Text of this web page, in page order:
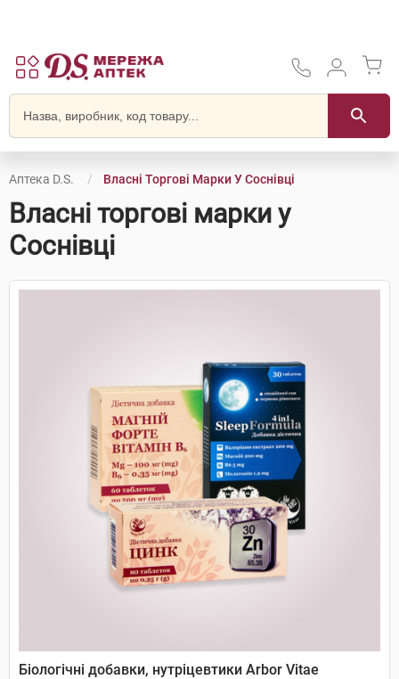
Аптека D.S. Власні Торгові Марки У Соснівці
Власні торгові марки у
Соснівці
Біологічні добавки, нутріцевтики Arbor Vitae